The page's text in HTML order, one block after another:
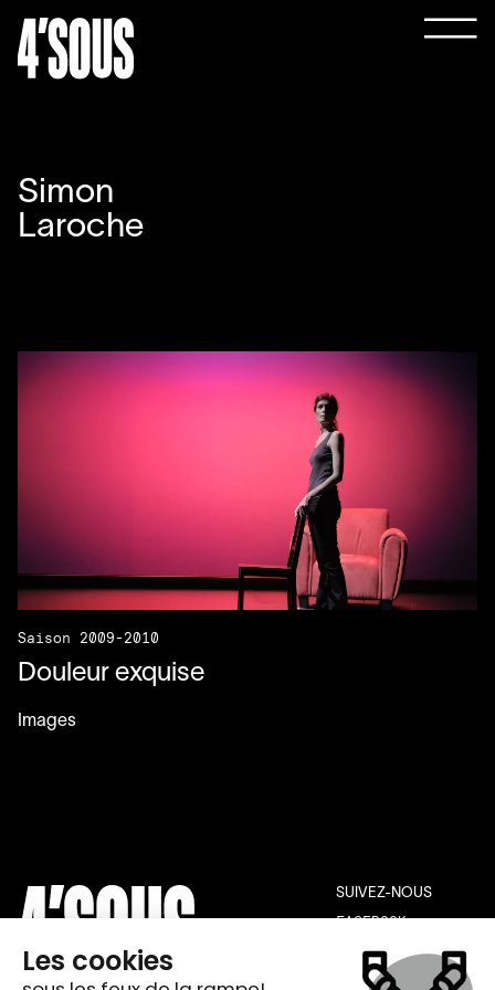
Simon
Laroche
Saison 2009-2010
Douleur exquise
Images
SUIVEZ-NOUS
FACEBOOK
YOUTUBE